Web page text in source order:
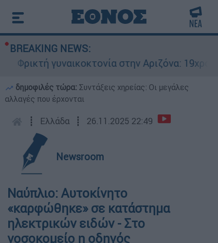
BREAKING NEWS:
Φρικτή γυναικοκτονία στην Αριζόνα:
δημοφιλές τώρα: Συντάξεις χηρείας: Οι μεγάλες
αλλαγές που έρχονται
┋ Ελλάδα ┋ 26.11.2025 22:49
Newsroom
Ναύπλιο: Αυτοκίνητο
«καρφώθηκε» σε κατάστημα
ηλεκτρικών ειδών - Στο
νοσοκομείο η οδηγός